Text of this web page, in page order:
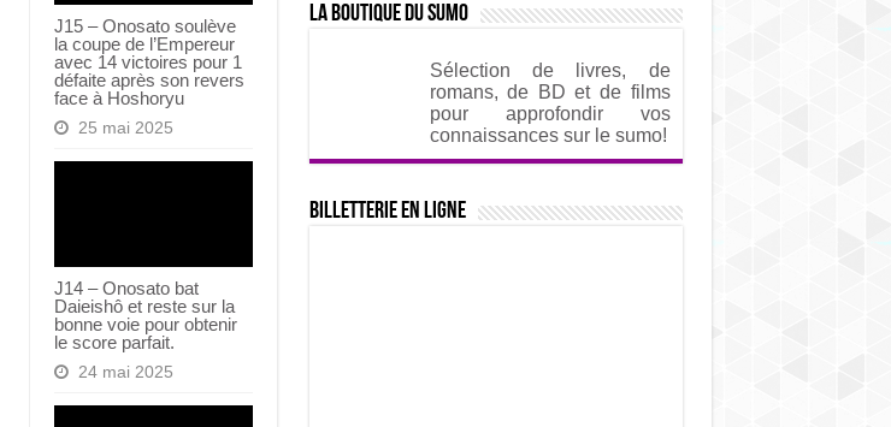
J15 – Onosato soulève
la coupe de l’Empereur
avec 14 victoires pour 1
défaite après son revers
face à Hoshoryu
25 mai 2025
J14 – Onosato bat
Daieishô et reste sur la
bonne voie pour obtenir
le score parfait.
24 mai 2025
La boutique du sumo
Sélection de livres, de
romans, de BD et de films
pour approfondir vos
connaissances sur le sumo!
Billetterie en ligne